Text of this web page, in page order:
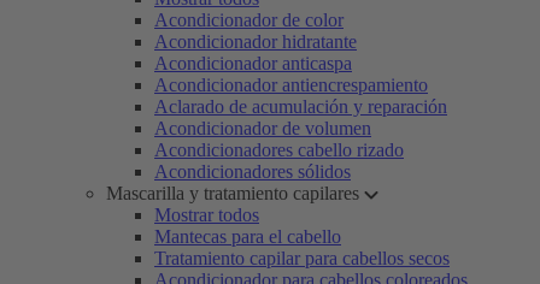
Acondicionador de color
Acondicionador hidratante
Acondicionador anticaspa
Acondicionador antiencrespamiento
Aclarado de acumulación y reparación
Acondicionador de volumen
Acondicionadores cabello rizado
Acondicionadores sólidos
Mascarilla y tratamiento capilares
Mostrar todos
Mantecas para el cabello
Tratamiento capilar para cabellos secos
Acondicionador para cabellos coloreados